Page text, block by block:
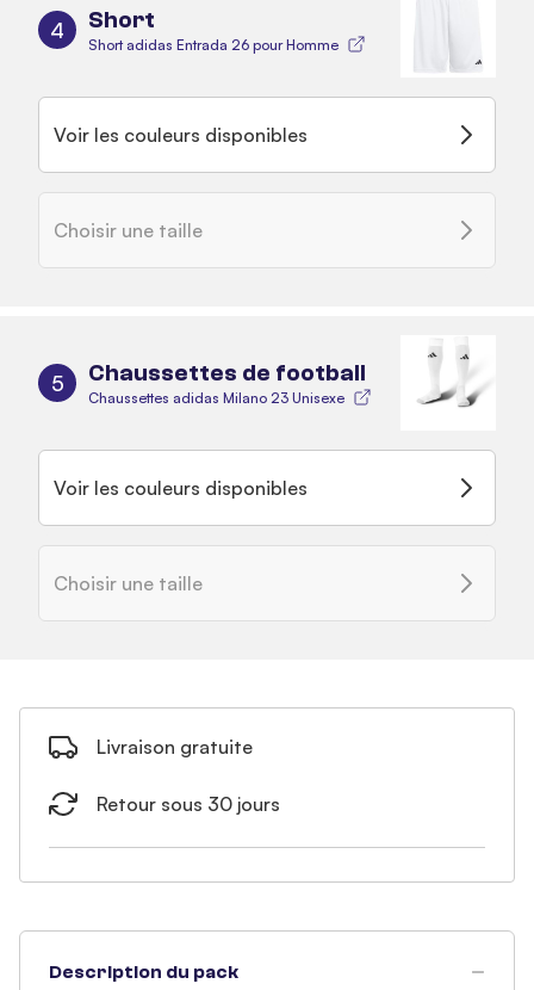
4 Short
Short adidas Entrada 26 pour Homme
Voir les couleurs disponibles
Choisir une taille
5 Chaussettes de football
Chaussettes adidas Milano 23 Unisexe
Voir les couleurs disponibles
Choisir une taille
Livraison gratuite
Retour sous 30 jours
Description du pack